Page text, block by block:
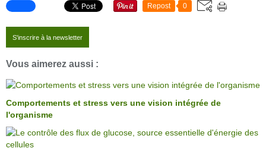
Repost 0
S'inscrire à la newsletter
Vous aimerez aussi :
Comportements et stress vers une vision intégrée de
l'organisme